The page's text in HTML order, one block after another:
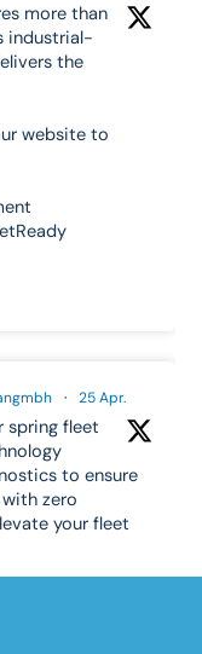
more than
industrial-
the
website to
· 25 Apr.
spring fleet
to ensure
zero
your fleet